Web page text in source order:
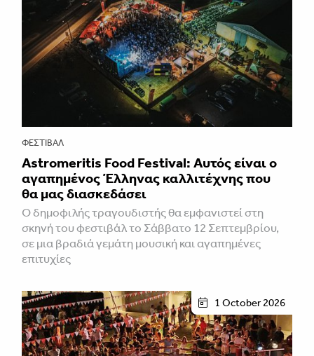
ΦΕΣΤΙΒΑΛ
Astromeritis Food Festival: Αυτός είναι ο
αγαπημένος Έλληνας καλλιτέχνης που
θα μας διασκεδάσει
Ο δημοφιλής τραγουδιστής θα εμφανιστεί στη
σκηνή του φεστιβάλ το Σάββατο 12 Σεπτεμβρίου,
σε μια βραδιά γεμάτη μουσική και αγαπημένες
επιτυχίες
1 October 2026